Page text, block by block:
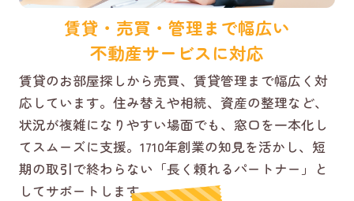
賃貸・売買・管理まで幅広い
不動産サービスに対応
賃貸のお部屋探しから売買、賃貸管理まで幅広く対
応しています。住み替えや相続、資産の整理など、
状況が複雑になりやすい場面でも、窓口を一本化し
てスムーズに支援。1710年創業の知見を活かし、短
期の取引で終わらない「長く頼れるパートナー」と
してサポートします。